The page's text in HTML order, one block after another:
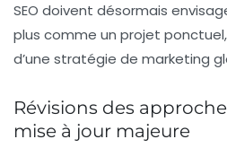
SEO doivent désormais
plus comme un projet
d’une stratégie de marketing
Révisions des
mise à jour majeure